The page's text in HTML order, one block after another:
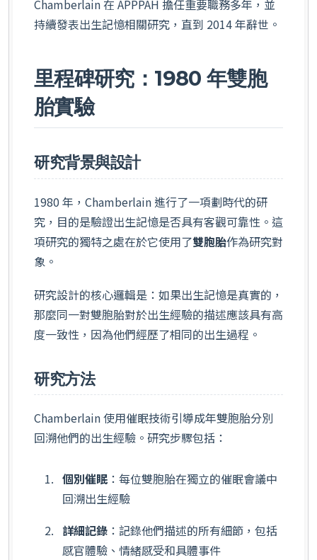
Chamberlain 在 APPPAH 擔任重要職務多年，並
持續發表出生記憶相關研究，直到 2014 年辭世。
里程碑研究：1980 年雙胞
胎實驗
研究背景與設計
1980 年，Chamberlain 進行了一項劃時代的研
究，目的是驗證出生記憶是否具有客觀可靠性。這
項研究的獨特之處在於它使用了雙胞胎作為研究對
象。
研究設計的核心邏輯是：如果出生記憶是真實的，
那麼同一對雙胞胎對於出生經驗的描述應該具有高
度一致性，因為他們經歷了相同的出生過程。
研究方法
Chamberlain 使用催眠技術引導成年雙胞胎分別
回溯他們的出生經驗。研究步驟包括：
個別催眠 ：每位雙胞胎在獨立的催眠會議中
回溯出生經驗
詳細記錄 ：記錄他們描述的所有細節，包括
感官體驗、情緒感受和具體事件